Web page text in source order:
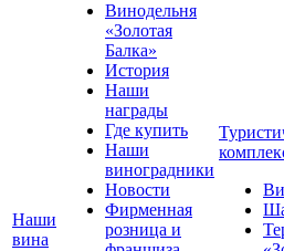
Наши
вина
Винодельня
«Золотая
Балка»
История
Наши
награды
Где купить
Наши
виноградники
Новости
Фирменная
розница и